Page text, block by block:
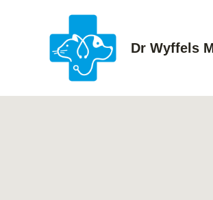
Dr Wyffels